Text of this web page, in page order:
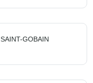
SAINT-GOBAIN